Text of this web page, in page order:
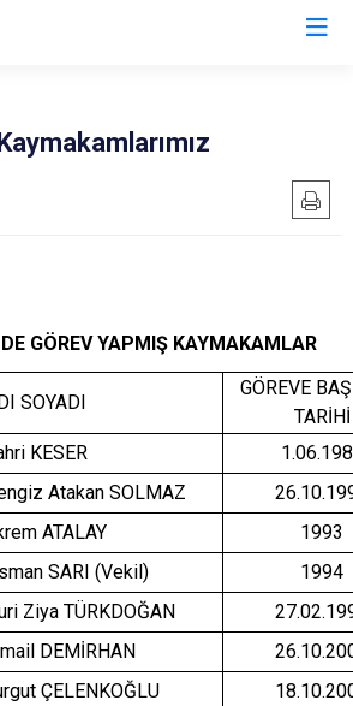
Hadim
Halkapınar
Hüyük
Ilgın
Kadınhanı
Karapınar
Karatay
Seydişehir
Taşkent
GÖREV YAPMIŞ KAYMAKAMLAR
SOYADI
GÖREVE
TARİHİ
KESER
Atakan SOLMAZ
ATALAY
1993
SARI (Vekil)
1994
Ziya TÜRKDOĞAN
DEMİRHAN
ÇELENKOĞLU